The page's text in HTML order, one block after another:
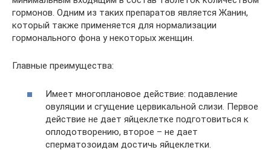
гормонов. Одним из таких препаратов является Жанин,
который также применяется для нормализации
гормонального фона у некоторых женщин.
Главные преимущества:
Имеет многоплановое действие: подавление
овуляции и сгущение цервикальной слизи. Первое
действие не дает яйцеклетке подготовиться к
оплодотворению, второе – не дает
сперматозоидам достичь яйцеклетки.